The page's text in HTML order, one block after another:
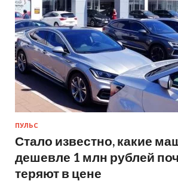
ПУЛЬС
Стало известно, какие
дешевле 1 млн рублей
теряют в цене